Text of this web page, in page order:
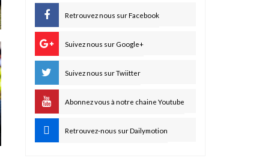
Retrouvez nous sur Facebook
Suivez nous sur Google+
Suivez nous sur Twiitter
Abonnez vous à notre chaine Youtube
Retrouvez-nous sur Dailymotion